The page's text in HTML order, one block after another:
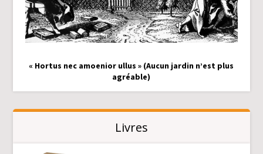
« Hortus nec amoenior ullus » (Aucun jardin n’est plus
agréable)
Livres